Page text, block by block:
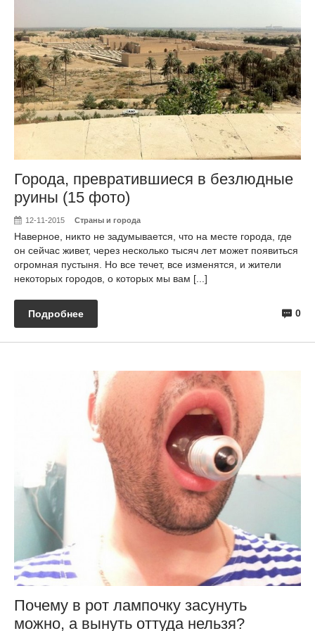
Города, превратившиеся в безлюдные
руины (15 фото)
12-11-2015 Страны и города
Наверное, никто не задумывается, что на месте города, где
он сейчас живет, через несколько тысяч лет может появиться
огромная пустыня. Но все течет, все изменятся, и жители
некоторых городов, о которых мы вам [...]
0
Подробнее
Почему в рот лампочку засунуть
можно, а вынуть оттуда нельзя?